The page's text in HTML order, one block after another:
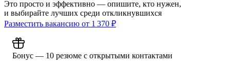
Это просто и эффективно — опишите, кто нужен,
и выбирайте лучших среди откликнувшихся
Разместить вакансию от 1 370 ₽
Бонус — 10 резюме с открытыми контактами